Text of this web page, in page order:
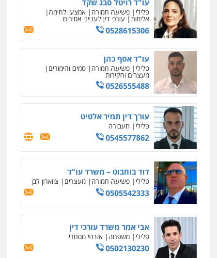
עו"ד איהאב זבידאת
פלילי פשיעה חמורה ארגוני פשע עבירות
המתה עבירות מין
0509930581
עו"ד אליה חן ברק
פלילי פשיעה חמורה ליווי וייצוג בחקירות
ומעצרים אסירים נוער
0525914163
עו"ד אריה פטר
לשעבר סגן מנהל המחלקה הפלילית
בפרקליטות המדינה
0506217994
עו"ד עידית שינו-אמיתי
פלילי עורכי דין לענייני אסירים פשיעה
חמורה מעצרים וחקירות
0507587013
עו"ד אביגדור פלדמן
פלילי אסירים צווארון לבן זכויות אדם
0505345826